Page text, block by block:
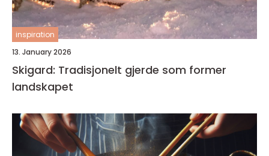
inspiration
13. January 2026
Skigard: Tradisjonelt gjerde som former
landskapet